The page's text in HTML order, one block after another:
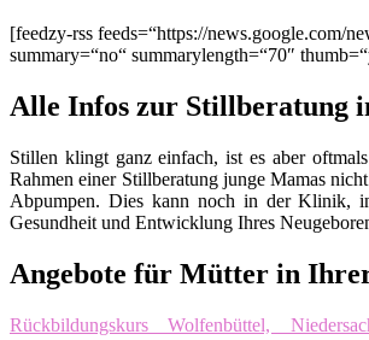
[feedzy-rss feeds=“https://news.google.com/
summary=“no“ summarylength=“70″
Alle Infos zur Stillberatung
Stillen klingt ganz einfach, ist es aber
Rahmen einer Stillberatung junge Mamas
Abpumpen. Dies kann noch in der Klinik,
Gesundheit und Entwicklung Ihres
Angebote für Mütter in
Rückbildungskurs Wolfenbüttel,